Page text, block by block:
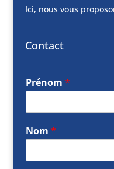
Ici, nous vous
Contact
Prénom *
Nom *